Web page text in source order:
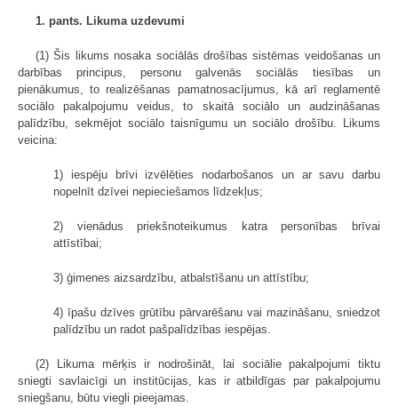
1. pants. Likuma uzdevumi
(1) Šis likums nosaka sociālās drošības sistēmas veidošanas un
darbības principus, personu galvenās sociālās tiesības un
pienākumus, to realizēšanas pamatnosacījumus, kā arī reglamentē
sociālo pakalpojumu veidus, to skaitā sociālo un audzināšanas
palīdzību, sekmējot sociālo taisnīgumu un sociālo drošību. Likums
veicina:
1) iespēju brīvi izvēlēties nodarbošanos un ar savu darbu
nopelnīt dzīvei nepieciešamos līdzekļus;
2) vienādus priekšnoteikumus katra personības brīvai
attīstībai;
3) ģimenes aizsardzību, atbalstīšanu un attīstību;
4) īpašu dzīves grūtību pārvarēšanu vai mazināšanu, sniedzot
palīdzību un radot pašpalīdzības iespējas.
(2) Likuma mērķis ir nodrošināt, lai sociālie pakalpojumi tiktu
sniegti savlaicīgi un institūcijas, kas ir atbildīgas par pakalpojumu
sniegšanu, būtu viegli pieejamas.